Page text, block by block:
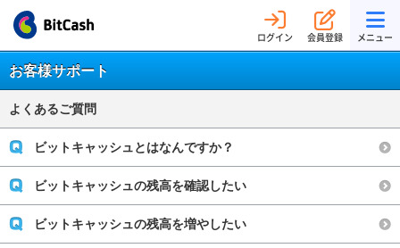
ログイン 会員登録 メニュー
お客様サポート
よくあるご質問
ビットキャッシュとはなんですか？
ビットキャッシュの残高を確認したい
ビットキャッシュの残高を増やしたい